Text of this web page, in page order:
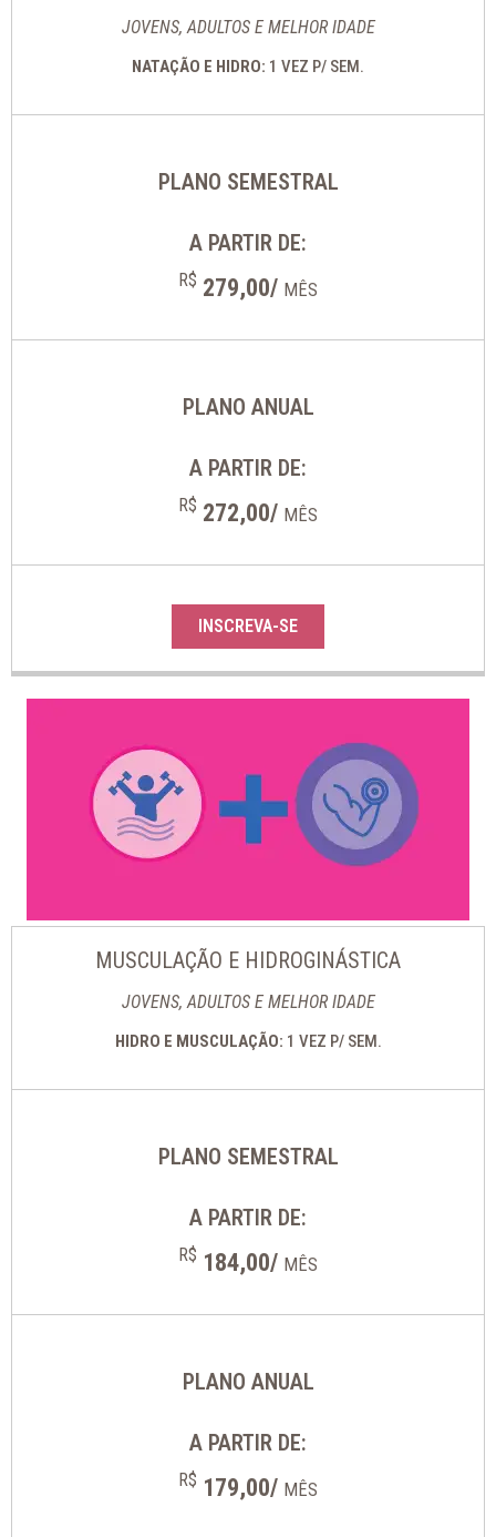
JOVENS, ADULTOS E MELHOR IDADE
NATAÇÃO E HIDRO: 1 VEZ P/ SEM.
PLANO SEMESTRAL
A PARTIR DE:
R$ 279,00/ MÊS
PLANO ANUAL
A PARTIR DE:
R$ 272,00/ MÊS
INSCREVA-SE
MUSCULAÇÃO E HIDROGINÁSTICA
JOVENS, ADULTOS E MELHOR IDADE
HIDRO E MUSCULAÇÃO: 1 VEZ P/ SEM.
PLANO SEMESTRAL
A PARTIR DE:
R$ 184,00/ MÊS
PLANO ANUAL
A PARTIR DE:
R$ 179,00/ MÊS